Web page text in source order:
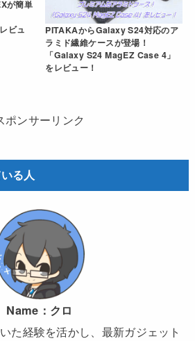
が簡単
ビュ
PITAKAからGalaxy S24対応のア
ラミド繊維ケースが登場！
「Galaxy S24 MagEZ Case 4」
をレビュー！
ポンサーリンク
る人
Name： クロ
た経験を活かし、最新ガジェット